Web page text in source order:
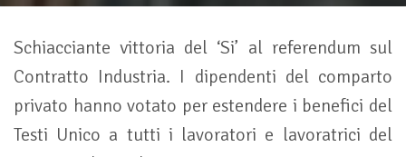
Schiacciante vittoria del ‘Si’ al referendum sul
Contratto Industria. I dipendenti del comparto
privato hanno votato per estendere i benefici del
Testi Unico a tutti i lavoratori e lavoratrici del